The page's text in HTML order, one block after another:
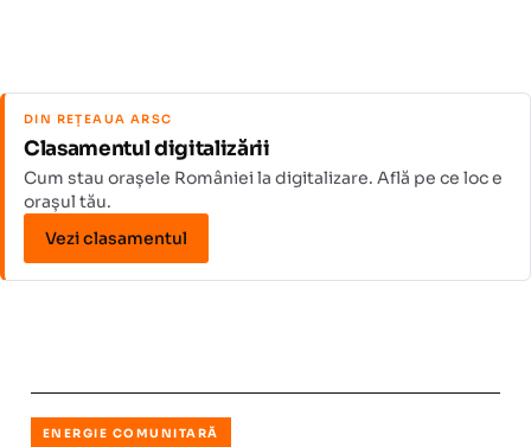
DIN REȚEAUA ARSC
Clasamentul digitalizării
Cum stau orașele României la digitalizare. Află pe ce loc e
orașul tău.
Vezi clasamentul
ENERGIE COMUNITARĂ